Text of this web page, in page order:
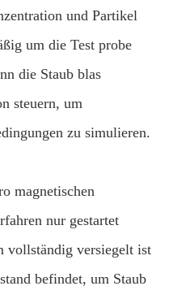
und Partikel
um die Test probe
die Staub blas
steuern, um
zu simulieren.
magnetischen
nur gestartet
vollständig versiegelt ist
befindet, um Staub